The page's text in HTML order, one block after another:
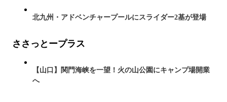
北九州・アドベンチャープールにスライダー2基が登場
ささっとープラス
【山口】関門海峡を一望！火の山公園にキャンプ場開業
へ